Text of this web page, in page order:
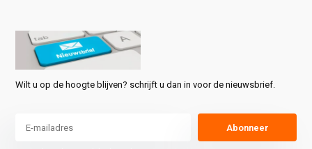
Wilt u op de hoogte blijven? schrijft u dan in voor de nieuwsbrief.
Abonneer